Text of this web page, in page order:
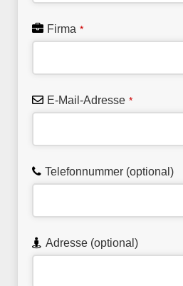
Firma *
E-Mail-Adresse *
Telefonnummer (optional)
Adresse (optional)